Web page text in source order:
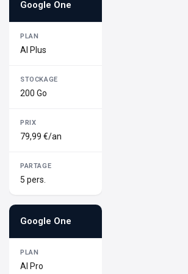
Google One
AI Plus
200 Go
79,99 €/an
5 pers.
Google One
AI Pro